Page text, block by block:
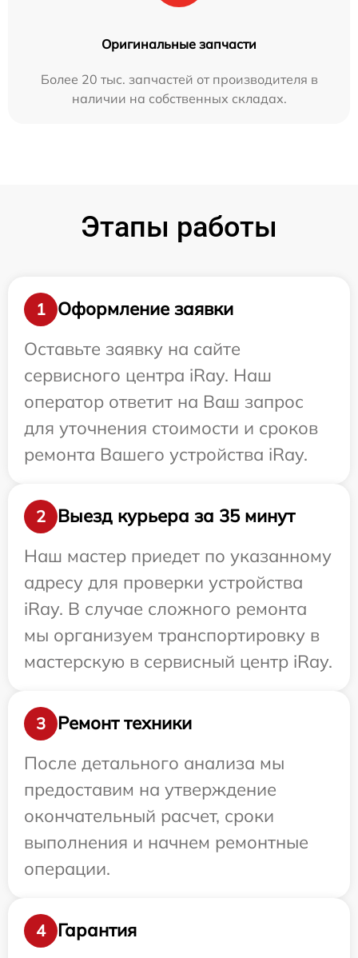
Оригинальные запчасти
Более 20 тыс. запчастей от производителя в
наличии на собственных складах.
Этапы работы
1
Оформление заявки
Оставьте заявку на сайте
сервисного центра iRay. Наш
оператор ответит на Ваш запрос
для уточнения стоимости и сроков
ремонта Вашего устройства iRay.
2
Выезд курьера за 35 минут
Наш мастер приедет по указанному
адресу для проверки устройства
iRay. В случае сложного ремонта
мы организуем транспортировку в
мастерскую в сервисный центр iRay.
3
Ремонт техники
После детального анализа мы
предоставим на утверждение
окончательный расчет, сроки
выполнения и начнем ремонтные
операции.
4 Гарантия